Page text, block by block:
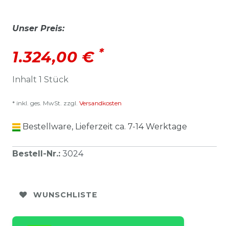
Unser Preis:
1.324,00 € *
Inhalt 1 Stück
* inkl. ges. MwSt. zzgl. Versandkosten
Bestellware, Lieferzeit ca. 7-14 Werktage
Bestell-Nr.: 3024
WUNSCHLISTE